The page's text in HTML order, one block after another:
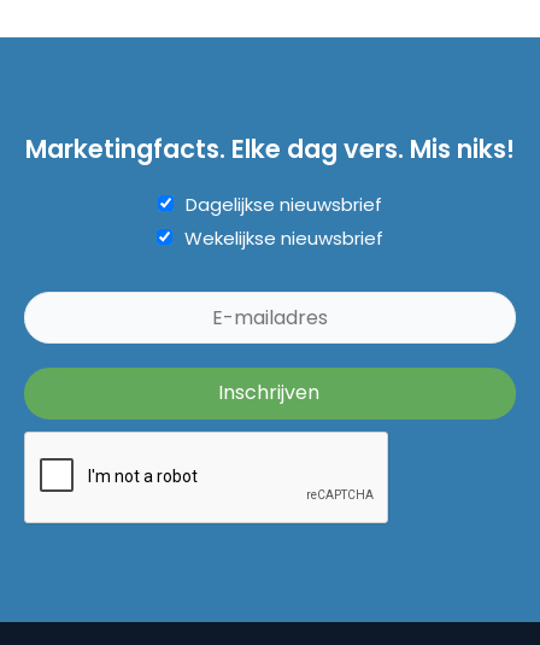
Marketingfacts. Elke dag vers. Mis niks!
Dagelijkse nieuwsbrief
Wekelijkse nieuwsbrief